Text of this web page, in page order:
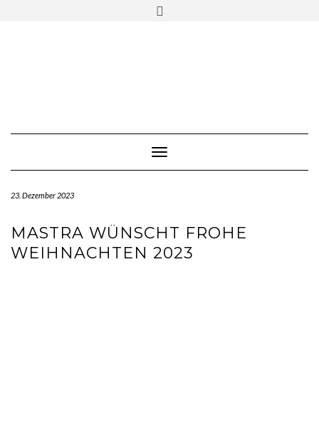
Toggle Navigation
23. Dezember 2023
MASTRA WÜNSCHT FROHE
WEIHNACHTEN 2023